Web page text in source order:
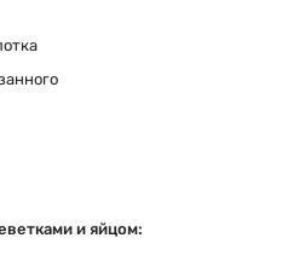
и яйцом: